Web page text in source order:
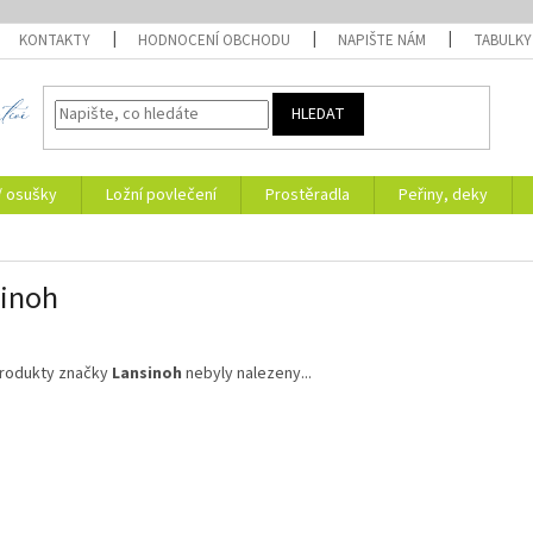
KONTAKTY HODNOCENÍ OBCHODU NAPIŠTE NÁM TABULKY
HLEDAT
osušky Ložní povlečení Prostěradla Peřiny, deky
značky Lansinoh nebyly nalezeny...